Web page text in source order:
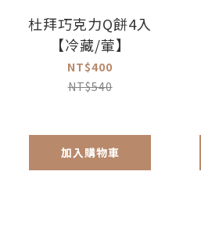
杜拜巧克力Q餅4入
【冷藏/葷】
NT$400
NT$540
加入購物車